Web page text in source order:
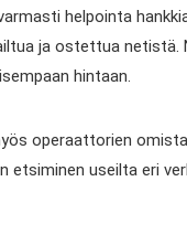
helpointa
ja ostettua
hintaan.
operaattorien
etsiminen useilta eri